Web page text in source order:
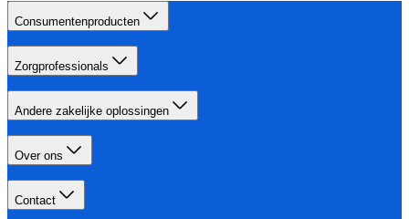
Consumentenproducten
Zorgprofessionals
Andere zakelijke oplossingen
Over ons
Contact